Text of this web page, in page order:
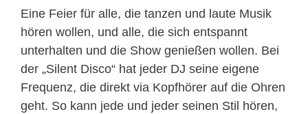
Eine Feier für alle, die tanzen und laute Musik
hören wollen, und alle, die sich entspannt
unterhalten und die Show genießen wollen. Bei
der „Silent Disco“ hat jeder DJ seine eigene
Frequenz, die direkt via Kopfhörer auf die Ohren
geht. So kann jede und jeder seinen Stil hören,